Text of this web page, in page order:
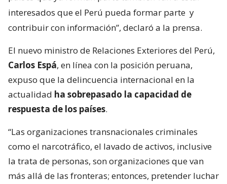
interesados que el Perú pueda formar parte y
contribuir con información”, declaró a la prensa.
El nuevo ministro de Relaciones Exteriores del Perú,
Carlos Espá, en línea con la posición peruana,
expuso que la delincuencia internacional en la
actualidad ha sobrepasado la capacidad de
respuesta de los países.
“Las organizaciones transnacionales criminales
como el narcotráfico, el lavado de activos, inclusive
la trata de personas, son organizaciones que van
más allá de las fronteras; entonces, pretender luchar